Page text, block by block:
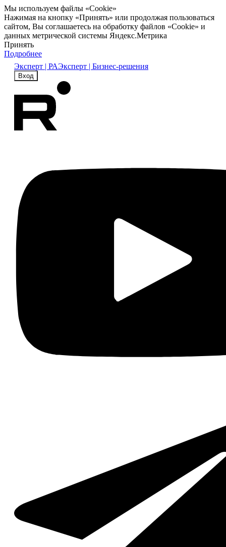
Мы используем файлы «Cookie»
Нажимая на кнопку «Принять» или продолжая пользоваться
сайтом, Вы соглашаетесь на обработку файлов «Cookie» и
данных метрической системы Яндекс.Метрика
Принять
Подробнее
Эксперт | РАЭксперт | Бизнес-решения
Вход